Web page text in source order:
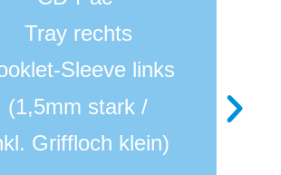
Tray rechts
Sleeve links
(1,5mm stark /
Griffloch klein)